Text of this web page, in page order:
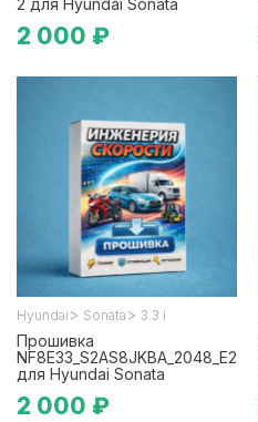
2 для Hyundai Sonata
2 000 ₽
Hyundai > Sonata > 3.3 i
Прошивка
NF8E33_S2AS8JKBA_2048_E2
для Hyundai Sonata
2 000 ₽